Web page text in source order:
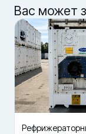
выпуска,
мобильную
рефрижераторный
За счет
подходит под
продукты,
полуфабрикаты.
Carrier RRSU
поршневой
200 - 4 400 ккал/ч,
Вас может